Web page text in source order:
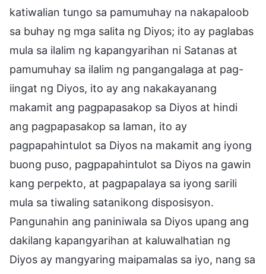
katiwalian tungo sa pamumuhay na nakapaloob
sa buhay ng mga salita ng Diyos; ito ay paglabas
mula sa ilalim ng kapangyarihan ni Satanas at
pamumuhay sa ilalim ng pangangalaga at pag-
iingat ng Diyos, ito ay ang nakakayanang
makamit ang pagpapasakop sa Diyos at hindi
ang pagpapasakop sa laman, ito ay
pagpapahintulot sa Diyos na makamit ang iyong
buong puso, pagpapahintulot sa Diyos na gawin
kang perpekto, at pagpapalaya sa iyong sarili
mula sa tiwaling satanikong disposisyon.
Pangunahin ang paniniwala sa Diyos upang ang
dakilang kapangyarihan at kaluwalhatian ng
Diyos ay mangyaring maipamalas sa iyo, nang sa